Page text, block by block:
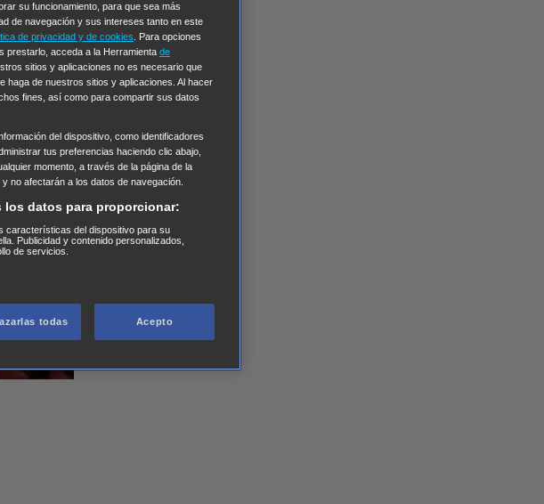
su funcionamiento, para que sea más
de navegación y sus intereses tanto en este
de privacidad y de cookies . Para opciones
prestarlo, acceda a la Herramienta de
sitios y aplicaciones no es necesario que
haga de nuestros sitios y aplicaciones. Al hacer
fines, así como para compartir sus datos
del dispositivo, como identificadores
tus preferencias haciendo clic abajo,
momento, a través de la página de la
no afectarán a los datos de navegación.
datos para proporcionar:
características del dispositivo para su
Publicidad y contenido personalizados,
de servicios.
todas Acepto